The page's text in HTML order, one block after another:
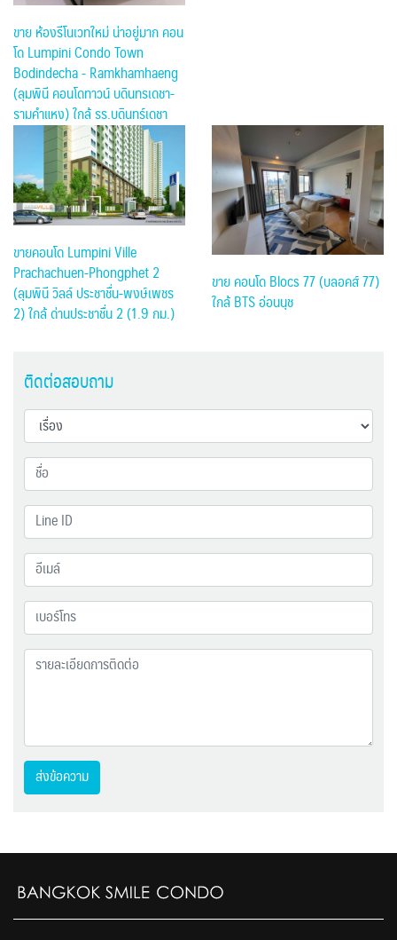
ขาย ห้องรีโนเวทใหม่ น่าอยู่มาก คอน
โด Lumpini Condo Town
Bodindecha - Ramkhamhaeng
(ลุมพินี คอนโดทาวน์ บดินทรเดชา-
รามคำแหง) ใกล้ รร.บดินทร์เดชา
ขายคอนโด Lumpini Ville
Prachachuen-Phongphet 2
(ลุมพินี วิลล์ ประชาชื่น-พงษ์เพชร
2) ใกล้ ด่านประชาชื่น 2 (1.9 กม.)
ขาย คอนโด Blocs 77 (บลอคส์ 77)
ใกล้ BTS อ่อนนุช
ติดต่อสอบถาม
ส่งข้อความ